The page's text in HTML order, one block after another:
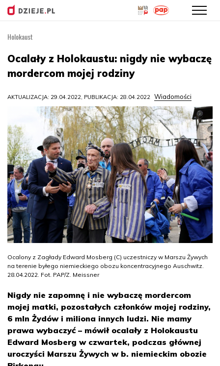
treści
Holokaust
Ocalały z Holokaustu: nigdy nie wybaczę
mordercom mojej rodziny
AKTUALIZACJA: 29.04.2022, PUBLIKACJA: 28.04.2022 Wiadomości
Ocalony z Zagłady Edward Mosberg (C) uczestniczy w Marszu Żywych
na terenie byłego niemieckiego obozu koncentracyjnego Auschwitz.
28.04.2022. Fot. PAP/Z. Meissner
Nigdy nie zapomnę i nie wybaczę mordercom
mojej matki, pozostałych członków mojej rodziny,
6 mln Żydów i miliona innych ludzi. Nie mamy
prawa wybaczyć – mówił ocalały z Holokaustu
Edward Mosberg w czwartek, podczas głównej
uroczyści Marszu Żywych w b. niemieckim obozie